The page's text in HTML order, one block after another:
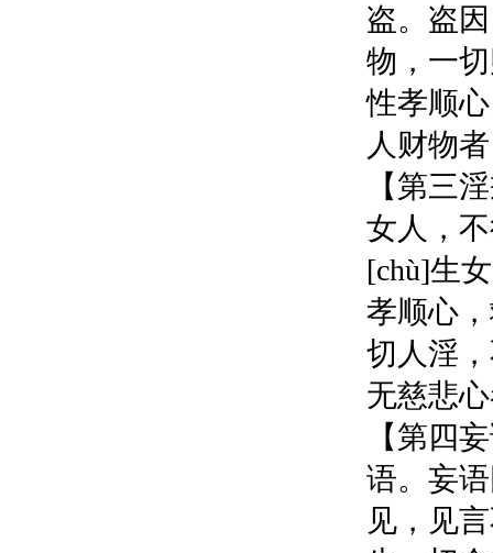
盗。盗
物，一
性孝顺
人财物
【第三
女人，
[chù]生
孝顺心
切人淫
无慈悲
【第四
语。妄
见，见